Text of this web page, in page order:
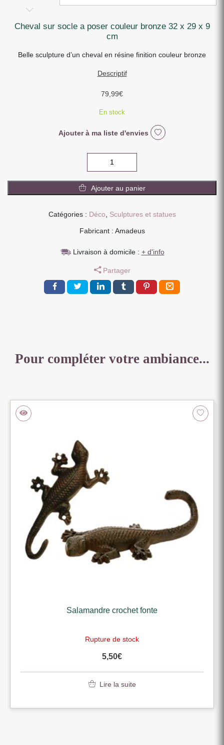
cheval sur socle a poser couleur bronze 32 x 29 x 9
cm
Belle sculpture d’un cheval en résine finition couleur bronze
Descriptif
79,99€
En stock
Ajouter à ma liste d'envies
SUR
A
POSER
COULEUR
32
29
X
9
Ajouter au panier
Catégories : Déco, Sculptures et statues
Fabricant : Amadeus
Livraison à domicile : + d'info
Partager
Pour compléter votre ambiance...
Salamandre crochet fonte
Rupture de stock
5,50€
Lire la suite